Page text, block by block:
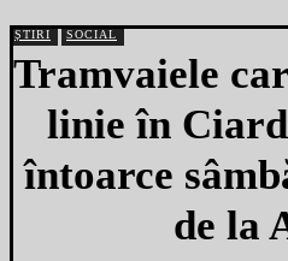
ȘTIRI SOCIAL
Tramvaiele
linie în
întoarce
de la